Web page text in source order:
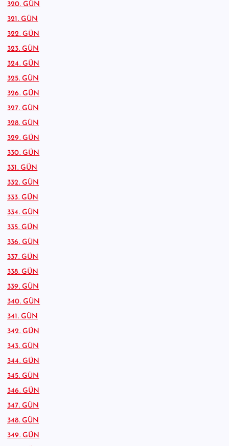
320. GÜN
321. GÜN
322. GÜN
323. GÜN
324. GÜN
325. GÜN
326. GÜN
327. GÜN
328. GÜN
329. GÜN
330. GÜN
331. GÜN
332. GÜN
333. GÜN
334. GÜN
335. GÜN
336. GÜN
337. GÜN
338. GÜN
339. GÜN
340. GÜN
341. GÜN
342. GÜN
343. GÜN
344. GÜN
345. GÜN
346. GÜN
347. GÜN
348. GÜN
349. GÜN